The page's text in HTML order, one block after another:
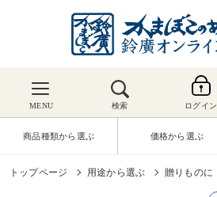
MENU 検索 ログイン
商品種類から選ぶ 価格から選ぶ
トップページ 用途から選ぶ 贈りものに